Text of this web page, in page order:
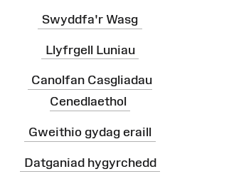
Swyddfa'r Wasg
Llyfrgell Luniau
Canolfan Casgliadau
Cenedlaethol
Gweithio gydag eraill
Datganiad hygyrchedd